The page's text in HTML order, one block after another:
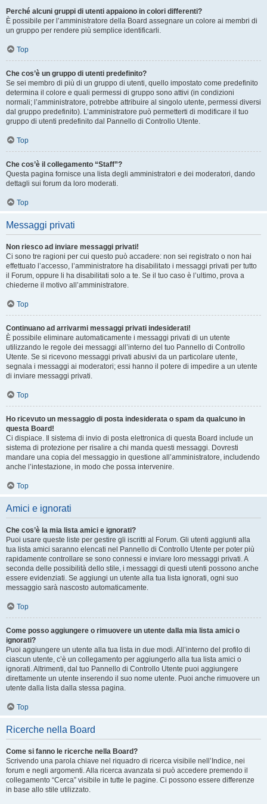
Perché alcuni gruppi di utenti appaiono in colori differenti?
È possibile per l’amministratore della Board assegnare un colore ai membri di
un gruppo per rendere più semplice identificarli.
Top
Che cos’è un gruppo di utenti predefinito?
Se sei membro di più di un gruppo di utenti, quello impostato come predefinito
determina il colore e quali permessi di gruppo sono attivi (in condizioni
normali; l’amministratore, potrebbe attribuire al singolo utente, permessi diversi
dal gruppo predefinito). L’amministratore può permetterti di modificare il tuo
gruppo di utenti predefinito dal Pannello di Controllo Utente.
Top
Che cos’è il collegamento “Staff”?
Questa pagina fornisce una lista degli amministratori e dei moderatori, dando
dettagli sui forum da loro moderati.
Top
Messaggi privati
Non riesco ad inviare messaggi privati!
Ci sono tre ragioni per cui questo può accadere: non sei registrato o non hai
effettuato l’accesso, l’amministratore ha disabilitato i messaggi privati per tutto
il Forum, oppure li ha disabilitati solo a te. Se il tuo caso è l’ultimo, prova a
chiederne il motivo all’amministratore.
Top
Continuano ad arrivarmi messaggi privati indesiderati!
È possibile eliminare automaticamente i messaggi privati ​​di un utente
utilizzando le regole dei messaggi all’interno del tuo Pannello di Controllo
Utente. Se si ricevono messaggi privati ​​abusivi da un particolare utente,
segnala i messaggi ai moderatori; essi hanno il potere di impedire a un utente
di inviare messaggi privati​​.
Top
Ho ricevuto un messaggio di posta indesiderata o spam da qualcuno in
questa Board!
Ci dispiace. Il sistema di invio di posta elettronica di questa Board include un
sistema di protezione per risalire a chi manda questi messaggi. Dovresti
mandare una copia del messaggio in questione all’amministratore, includendo
anche l’intestazione, in modo che possa intervenire.
Top
Amici e ignorati
Che cos’è la mia lista amici e ignorati?
Puoi usare queste liste per gestire gli iscritti al Forum. Gli utenti aggiunti alla
tua lista amici saranno elencati nel Pannello di Controllo Utente per poter più
rapidamente controllare se sono connessi e inviare loro messaggi privati. A
seconda delle possibilità dello stile, i messaggi di questi utenti possono anche
essere evidenziati. Se aggiungi un utente alla tua lista ignorati, ogni suo
messaggio sarà nascosto automaticamente.
Top
Come posso aggiungere o rimuovere un utente dalla mia lista amici o
ignorati?
Puoi aggiungere un utente alla tua lista in due modi. All’interno del profilo di
ciascun utente, c’è un collegamento per aggiungerlo alla tua lista amici o
ignorati. Altrimenti, dal tuo Pannello di Controllo Utente puoi aggiungere
direttamente un utente inserendo il suo nome utente. Puoi anche rimuovere un
utente dalla lista dalla stessa pagina.
Top
Ricerche nella Board
Come si fanno le ricerche nella Board?
Scrivendo una parola chiave nel riquadro di ricerca visibile nell’Indice, nei
forum e negli argomenti. Alla ricerca avanzata si può accedere premendo il
collegamento “Cerca” visibile in tutte le pagine. Ci possono essere differenze
in base allo stile utilizzato.